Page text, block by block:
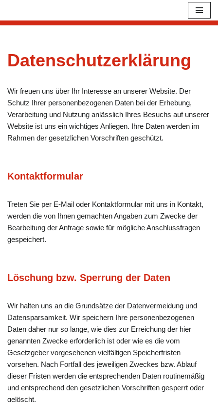
Zum
Datenschutzerklärung
Wir freuen uns über Ihr Interesse an unserer Website. Der
Schutz Ihrer personenbezogenen Daten bei der Erhebung,
Verarbeitung und Nutzung anlässlich Ihres Besuchs auf unserer
Website ist uns ein wichtiges Anliegen. Ihre Daten werden im
Rahmen der gesetzlichen Vorschriften geschützt.
Kontaktformular
Treten Sie per E-Mail oder Kontaktformular mit uns in Kontakt,
werden die von Ihnen gemachten Angaben zum Zwecke der
Bearbeitung der Anfrage sowie für mögliche Anschlussfragen
gespeichert.
Löschung bzw. Sperrung der Daten
Wir halten uns an die Grundsätze der Datenvermeidung und
Datensparsamkeit. Wir speichern Ihre personenbezogenen
Daten daher nur so lange, wie dies zur Erreichung der hier
genannten Zwecke erforderlich ist oder wie es die vom
Gesetzgeber vorgesehenen vielfältigen Speicherfristen
vorsehen. Nach Fortfall des jeweiligen Zweckes bzw. Ablauf
dieser Fristen werden die entsprechenden Daten routinemäßig
und entsprechend den gesetzlichen Vorschriften gesperrt oder
gelöscht.